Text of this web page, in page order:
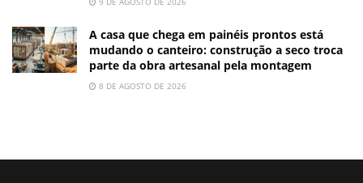
A casa que chega em painéis prontos está
mudando o canteiro: construção a seco troca
parte da obra artesanal pela montagem
8 DE AGOSTO DE 2026